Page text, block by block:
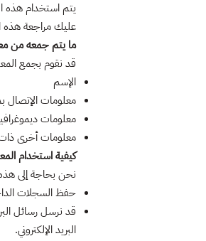
عليك مراجعة هذه
ما يتم جمعه من
قد نقوم بجمع
الإسم
معلومات الإتصال
معلومات
معلومات أخرى
كيفية استخدام
نحن بحاجة إلى
حفظ السجلات
قد نرسل رسائل
البريد الإلكتروني.